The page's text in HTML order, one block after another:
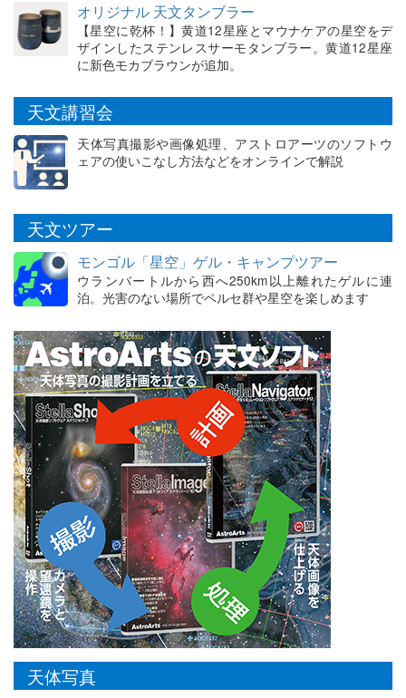
オリジナル 天文タンブラー
【星空に乾杯！】黄道12星座とマウナケアの星空をデ
ザインしたステンレスサーモタンブラー。黄道12星座
に新色モカブラウンが追加。
天文講習会
天体写真撮影や画像処理、アストロアーツのソフトウ
ェアの使いこなし方法などをオンラインで解説
天文ツアー
モンゴル「星空」ゲル・キャンプツアー
ウランバートルから西へ250km以上離れたゲルに連
泊。光害のない場所でペルセ群や星空を楽しめます
天体写真